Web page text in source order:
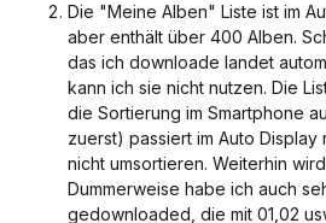
Die "Meine Alben" Liste ist im
aber enthält über 400 Alben.
das ich downloade landet
kann ich sie nicht nutzen. Die
die Sortierung im Smartphone
zuerst) passiert im Auto Display
nicht umsortieren. Weiterhin
Dummerweise habe ich auch
gedownloaded, die mit 01,02